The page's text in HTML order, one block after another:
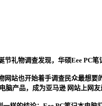
礼物调查发现，华硕Eee PC
网站也开始着手调查民众最想
产品，成为亚马逊 网站上网